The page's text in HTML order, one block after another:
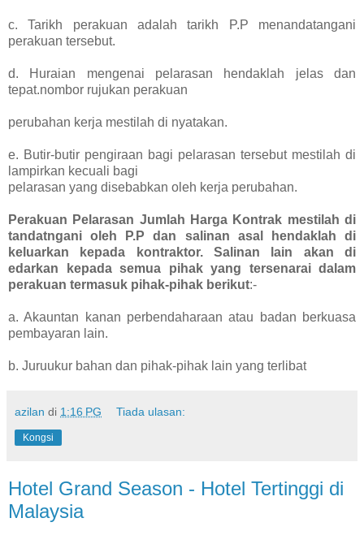
c. Tarikh perakuan adalah tarikh P.P menandatangani
perakuan tersebut.
d. Huraian mengenai pelarasan hendaklah jelas dan
tepat.nombor rujukan perakuan
perubahan kerja mestilah di nyatakan.
e. Butir-butir pengiraan bagi pelarasan tersebut mestilah di
lampirkan kecuali bagi
pelarasan yang disebabkan oleh kerja perubahan.
Perakuan Pelarasan Jumlah Harga Kontrak mestilah di
tandatngani oleh P.P dan salinan asal hendaklah di
keluarkan kepada kontraktor. Salinan lain akan di
edarkan kepada semua pihak yang tersenarai dalam
perakuan termasuk pihak-pihak berikut:-
a. Akauntan kanan perbendaharaan atau badan berkuasa
pembayaran lain.
b. Juruukur bahan dan pihak-pihak lain yang terlibat
azilan di 1:16 PG Tiada ulasan:
Kongsi
Hotel Grand Season - Hotel Tertinggi di
Malaysia